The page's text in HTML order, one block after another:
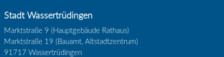
Stadt Wassertrüdingen
Marktstraße 9 (Hauptgebäude Rathaus)
Marktstraße 19 (Bauamt, Altstadtzentrum)
91717 Wassertrüdingen